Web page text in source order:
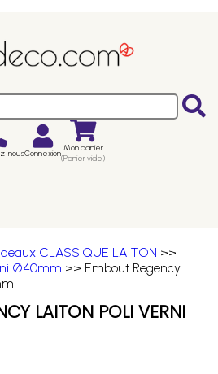
nousConnexion Mon panier
(Panier vide)
CLASSIQUE LAITON >>
Ø40mm >> Embout Regency
LAITON POLI VERNI